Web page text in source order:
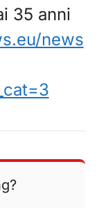
35 anni
news